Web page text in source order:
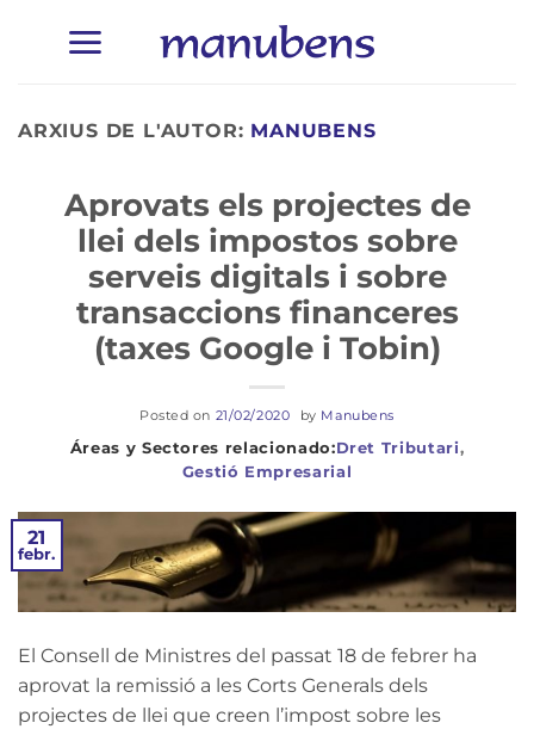
ARXIUS DE L'AUTOR: MANUBENS
Dret Tributari,
Gestió Empresarial
Aprovats els projectes de
llei dels impostos sobre
serveis digitals i sobre
transaccions financeres
(taxes Google i Tobin)
Posted on 21/02/2020 by Manubens
21
febr.
El Consell de Ministres del passat 18 de febrer ha
aprovat la remissió a les Corts Generals dels
projectes de llei que creen l’impost sobre les